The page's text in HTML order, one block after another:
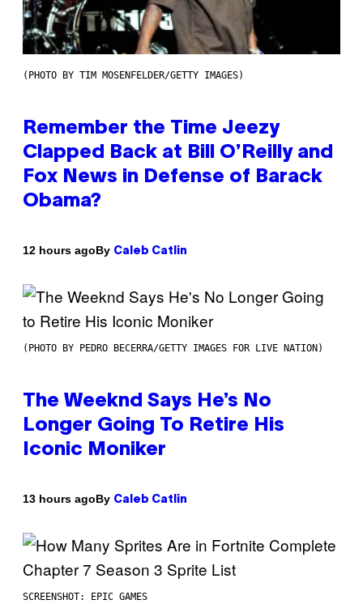
(PHOTO BY TIM MOSENFELDER/GETTY IMAGES)
Remember the Time Jeezy
Clapped Back at Bill O’Reilly and
Fox News in Defense of Barack
Obama?
12 hours agoBy Caleb Catlin
(PHOTO BY PEDRO BECERRA/GETTY IMAGES FOR LIVE NATION)
The Weeknd Says He’s No
Longer Going To Retire His
Iconic Moniker
13 hours agoBy Caleb Catlin
SCREENSHOT: EPIC GAMES